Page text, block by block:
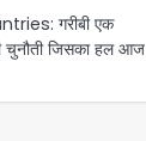
गरीबी एक
चुनौती जिसका हल आज